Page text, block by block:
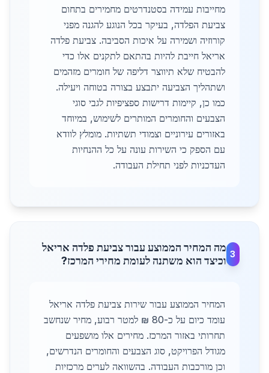
מחייבות עמידה בסטנדרטים מחמירים בתחום
צביעת הפלדה, בעיקר בכל הנוגע להגנה מפני
קורוזיה ושמירה על איכות הסביבה. צביעת פלדה
אריאל חייבת להיות בהתאם לתקנים אלו כדי
להבטיח שלא תיווצר דליפה של חומרים מזהמים
ושתהליך הצביעה יתבצע בצורה בטוחה ויעילה.
כמו כן, קיימות דרישות ספציפיות לגבי סוגי
הצבעים והחומרים המותרים לשימוש, במיוחד
באזורים עירוניים וצמודי תשתיות. מומלץ לוודא
עם הספק כי השירות עונה על כל ההנחיות
העדכניות לפני תחילת העבודה.
3
מה המחיר הממוצע עבור צביעת פלדה אריאל
וכיצד הוא משתנה לעומת מחירי המרכז?
המחיר הממוצע עבור שירות צביעת פלדה אריאל
עומד כיום על כ-80 ₪ למטר רבוע, מחיר שנחשב
תחרותי באזור המרכז. מחירים אלו מושפעים
מגודל הפרויקט, סוג הצבעים והחומרים הנדרשים,
וכן מורכבות העבודה. בהשוואה לערים מרכזיות